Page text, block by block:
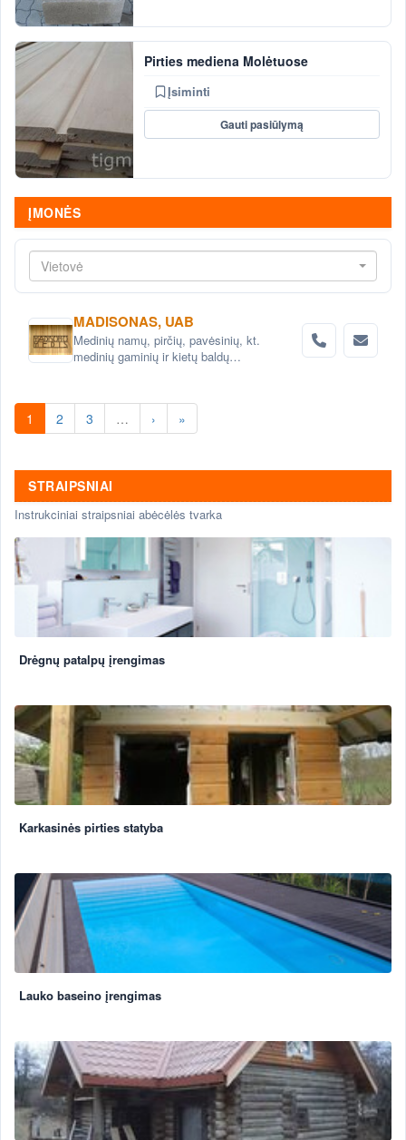
Pirties mediena Molėtuose
Įsiminti
Gauti pasiūlymą
ĮMONĖS
Vietovė
MADISONAS, UAB
Medinių namų, pirčių, pavėsinių, kt.
medinių gaminių ir kietų baldų
1 2 3 … › »
STRAIPSNIAI
Instrukciniai straipsniai abėcėlės tvarka
Drėgnų patalpų įrengimas
Karkasinės pirties statyba
Lauko baseino įrengimas